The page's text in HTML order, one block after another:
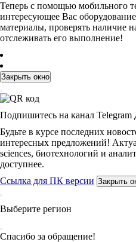
Теперь с помощью мобильного
интересующее Вас
материалы, проверять наличие
отслеживать его выполнение!
Закрыть окно
Подпишитесь на канал Telegram
Будьте в курсе последних
интересных предложений!
sciences, биотехнологий и
доступнее.
Ссылка для ПК версии Закрыть
Выберите регион
Спасибо за обращение!